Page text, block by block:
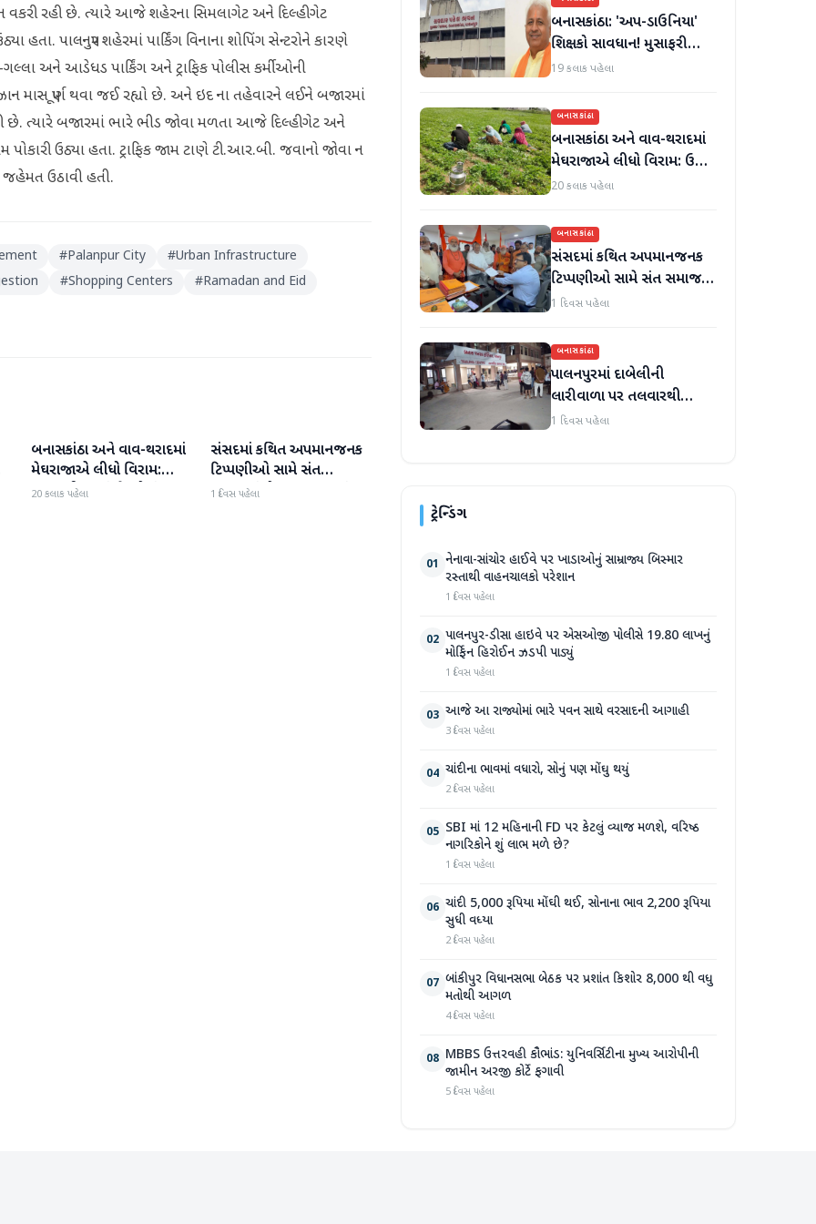
વકરી રહી છે. ત્યારે આજે શહેરના સિમલાગેટ અને દિલ્હીગેટ
હતા. પાલનપુર શહેરમાં પાર્કિંગ વિનાના શોપિંગ સેન્ટરોને કારણે
ગલ્લા અને આડેધડ પાર્કિંગ અને ટ્રાફિક પોલીસ કર્મીઓની
માસ પૂર્ણ થવા જઈ રહ્યો છે. અને ઇદ ના તહેવારને લઈને બજારમાં
છે. ત્યારે બજારમાં ભારે ભીડ જોવા મળતા આજે દિલ્હીગેટ અને
પોકારી ઉઠ્યા હતા. ટ્રાફિક જામ ટાણે ટી.આર.બી. જવાનો જોવા ન
જહેમત ઉઠાવી હતી.
#Palanpur City #Urban Infrastructure
#Shopping Centers #Ramadan and Eid
બનાસકાંઠા
બનાસકાંઠા અને વાવ-થરાદમાં
મેઘરાજાએ લીધો વિરામ:
ઉઘાડ નીકળતાં ખેડૂતોમાં
20 કલાક પહેલા
બનાસકાંઠા
સંસદમાં કથિત અપમાનજનક
ટિપ્પણીઓ સામે સંત
સમાજમાં રોષ: પાલનપુરમાં
1 દિવસ પહેલા
બનાસકાંઠા: 'અપ-ડાઉનિયા'
શિક્ષકો સાવધાન! મુસાફરી
કરતા શિક્ષકો સામે તવાઈ હાથ
19 કલાક પહેલા
બનાસકાંઠા
બનાસકાંઠા અને વાવ-થરાદમાં
મેઘરાજાએ લીધો વિરામ: ઉઘાડ
નીકળતાં ખેડૂતોમાં આનંદનો
20 કલાક પહેલા
બનાસકાંઠા
સંસદમાં કથિત અપમાનજનક
ટિપ્પણીઓ સામે સંત સમાજમાં
રોષ: પાલનપુરમાં VHP સાથે
આવેદનપત્ર આપ્યું
1 દિવસ પહેલા
બનાસકાંઠા
પાલનપુરમાં દાબેલીની
લારીવાળા પર તલવારથી
હુમલો: બે ઈજાગ્રસ્ત, આરોપી
1 દિવસ પહેલા
ટ્રેન્ડિંગ
01 નેનાવા-સાંચોર હાઈવે પર ખાડાઓનું સામ્રાજ્ય બિસ્માર
રસ્તાથી વાહનચાલકો પરેશાન
1 દિવસ પહેલા
02 પાલનપુર-ડીસા હાઇવે પર એસઓજી પોલીસે 19.80 લાખનું
મોર્ફિન હિરોઈન ઝડપી પાડ્યું
1 દિવસ પહેલા
03 આજે આ રાજ્યોમાં ભારે પવન સાથે વરસાદની આગાહી
3 દિવસ પહેલા
04 ચાંદીના ભાવમાં વધારો, સોનું પણ મોંઘુ થયું
2 દિવસ પહેલા
05 SBI માં 12 મહિનાની FD પર કેટલું વ્યાજ મળશે, વરિષ્ઠ
નાગરિકોને શું લાભ મળે છે?
1 દિવસ પહેલા
06 ચાંદી 5,000 રૂપિયા મોંઘી થઈ, સોનાના ભાવ 2,200 રૂપિયા
સુધી વધ્યા
2 દિવસ પહેલા
07 બાંકીપુર વિધાનસભા બેઠક પર પ્રશાંત કિશોર 8,000 થી વધુ
મતોથી આગળ
4 દિવસ પહેલા
08 MBBS ઉત્તરવહી કૌભાંડ: યુનિવર્સિટીના મુખ્ય આરોપીની
જામીન અરજી કોર્ટે ફગાવી
5 દિવસ પહેલા